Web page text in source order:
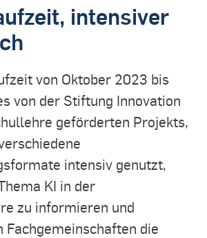
intensiver
von Oktober 2023 bis
von der Stiftung Innovation
geförderten Projekts,
intensiv genutzt,
KI in der
zu informieren und
Fachgemeinschaften die